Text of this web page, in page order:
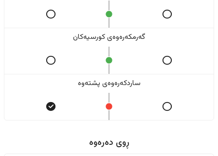
گەرمکەرەوەی کورسیەکان
ساردکەرەوەی پشتەوە
ڕوی دەرەوە